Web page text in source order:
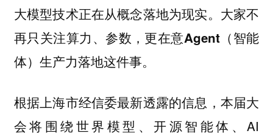
大模型技术正在从概念落地为现实。大家不
再只关注算力、参数，更在意Agent（智能
体）生产力落地这件事。
根据上海市经信委最新透露的信息，本届大
会将围绕世界模型、开源智能体、AI